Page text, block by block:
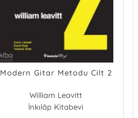
Modern Gitar Metodu Cilt 2
William Leavitt
İnkılâp Kitabevi